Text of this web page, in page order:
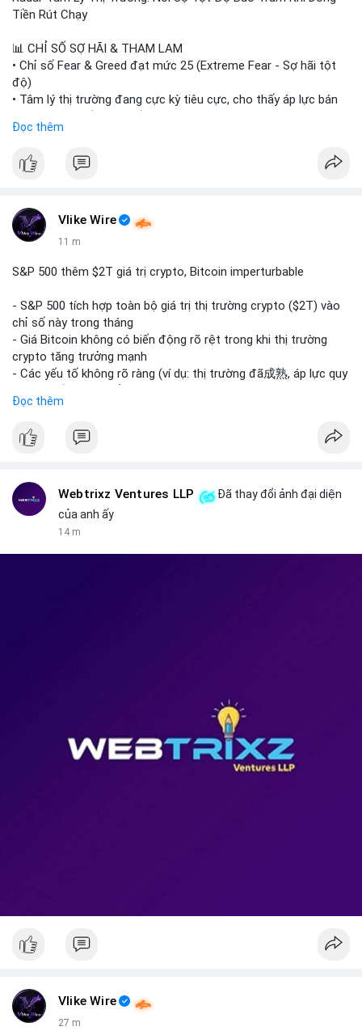
Tiền Rút Chạy
📊 CHỈ SỐ SỢ HÃI & THAM LAM
• Chỉ số Fear & Greed đạt mức 25 (Extreme Fear - Sợ hãi tột
độ)
• Tâm lý thị trường đang cực kỳ tiêu cực, cho thấy áp lực bán
• CoinGecko Trending: Heima (HEI), Pi Network (PI), Pudgy
Tesla, Apple.
• Google Trends Việt Nam: Các chủ đề đời sống như dự báo
• Tin tức quốc tế: Nga chính thức ban hành luật quản lý sàn
giao dịch crypto; Trung Quốc thắt chặt kiểm soát xuất khẩu
drone đáp trả Mỹ; Tổng thống Trump thảo luận về tác động
kinh tế của AI.
• Binance Square: Cộng đồng đang tranh luận sôi nổi về các
lệnh Short/Long, các chiến lược bám theo kế hoạch (Plan
Break) và các cơ hội từ token mới như $RIVER.
Tokenized Securities làm tài sản thế chấp và tổ chức cuộc thi
trong khi Ether cho thấy dấu hiệu bán tháo mạnh hơn;
CASHCAT tăng trưởng đột biến 120% nhờ Robinhood Chain.
• Thị trường đang ở vùng tâm lý cực kỳ nhạy cảm do sự sợ hãi
Đọc thêm
Vlike Wire
11 m
S&P 500 thêm $2T giá trị crypto, Bitcoin imperturbable
- S&P 500 tích hợp toàn bộ giá trị thị trường crypto ($2T) vào
chỉ số này trong tháng
- Giá Bitcoin không có biến động rõ rệt trong khi thị trường
crypto tăng trưởng mạnh
- Các yếu tố không rõ ràng (ví dụ: thị trường đã成熟, áp lực quy
#vlikevn #titanbot
📰 Nguồn: CoinDesk
Đọc thêm
Webtrixz Ventures LLP
Đã thay đổi ảnh đại diện
của anh ấy
14 m
Vlike Wire
27 m